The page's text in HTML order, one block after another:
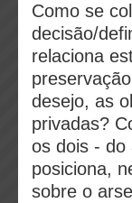
Como se
decisão/
relaciona
desejo, as
privadas?
os dois - do
posiciona,
sobre o